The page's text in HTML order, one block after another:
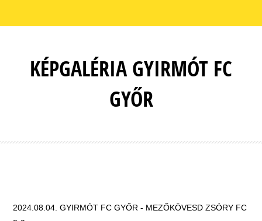
KÉPGALÉRIA GYIRMÓT FC
GYŐR
2024.08.04. GYIRMÓT FC GYŐR - MEZŐKÖVESD ZSÓRY FC